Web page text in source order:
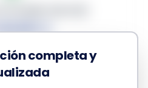
€
completa y